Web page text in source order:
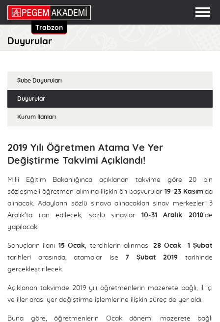
Trabzon
Duyurular
Şube Duyuruları
Duyurular
Kurum İlanları
2019 Yılı Öğretmen Atama Ve Yer
Değiştirme Takvimi Açıklandı!
Millî Eğitim Bakanlığınca açıklanan takvime göre 20 bin
sözleşmeli öğretmen alımına ilişkin ön başvurular 19-23 Kasım’da
alınacak. Adayların sözlü sınava alınacakları sınav merkezleri 3
Aralık’ta ilan edilecek, sözlü sınavlar 10-31 Aralık 2018’de
yapılacak.
Sonuçların ilanı 15 Ocak, tercihlerin alınması 28 Ocak- 1 Şubat
tarihleri arasında, atamalar ise 7 Şubat 2019
tarihinde
gerçekleştirilecek.
Açıklanan takvimde 2019 yılı öğretmenlerin mazerete bağlı, il içi
ve iller arası yer değiştirme işlemlerine ilişkin süreç de yer aldı.
Buna göre, öğretmenlerin Ocak dönemi mazerete bağlı